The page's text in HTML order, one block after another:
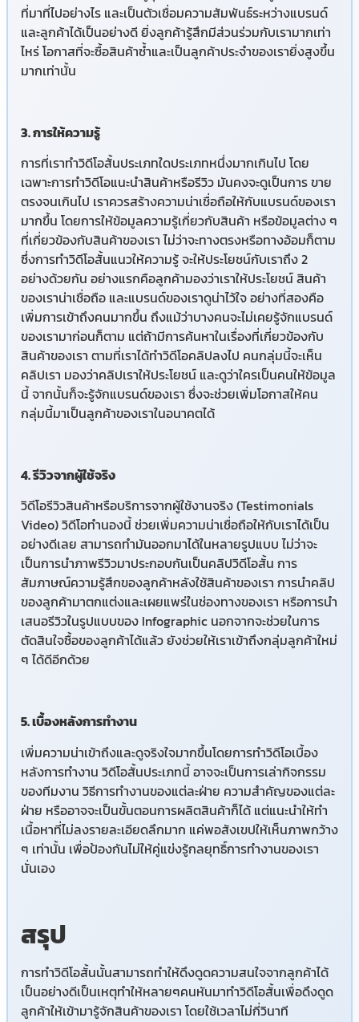
ที่มาที่ไปอย่างไร และเป็นตัวเชื่อมความสัมพันธ์ระหว่างแบรนด์
และลูกค้าได้เป็นอย่างดี ยิ่งลูกค้ารู้สึกมีส่วนร่วมกับเรามากเท่า
ไหร่ โอกาสที่จะซื้อสินค้าซ้ำและเป็นลูกค้าประจำของเรายิ่งสูงขึ้น
มากเท่านั้น
3. การให้ความรู้
การที่เราทำวิดีโอสั้นประเภทใดประเภทหนึ่งมากเกินไป โดย
เฉพาะการทำวิดีโอแนะนำสินค้าหรือรีวิว มันคงจะดูเป็นการ ขาย
ตรงจนเกินไป เราควรสร้างความน่าเชื่อถือให้กับแบรนด์ของเรา
มากขึ้น โดยการให้ข้อมูลความรู้เกี่ยวกับสินค้า หรือข้อมูลต่าง ๆ
ที่เกี่ยวข้องกับสินค้าของเรา ไม่ว่าจะทางตรงหรือทางอ้อมก็ตาม
ซึ่งการทำวิดีโอสั้นแนวให้ความรู้ จะให้ประโยชน์กับเราถึง 2
อย่างด้วยกัน อย่างแรกคือลูกค้ามองว่าเราให้ประโยชน์ สินค้า
ของเราน่าเชื่อถือ และแบรนด์ของเราดูน่าไว้ใจ อย่างที่สองคือ
เพิ่มการเข้าถึงคนมากขึ้น ถึงแม้ว่าบางคนจะไม่เคยรู้จักแบรนด์
ของเรามาก่อนก็ตาม แต่ถ้ามีการค้นหาในเรื่องที่เกี่ยวข้องกับ
สินค้าของเรา ตามที่เราได้ทำวิดีโอคลิปลงไป คนกลุ่มนี้จะเห็น
คลิปเรา มองว่าคลิปเราให้ประโยชน์ และดูว่าใครเป็นคนให้ข้อมูล
นี้ จากนั้นก็จะรู้จักแบรนด์ของเรา ซึ่งจะช่วยเพิ่มโอกาสให้คน
กลุ่มนี้มาเป็นลูกค้าของเราในอนาคตได้
4. รีวิวจากผู้ใช้จริง
วิดีโอรีวิวสินค้าหรือบริการจากผู้ใช้งานจริง (Testimonials
Video) วิดีโอทำนองนี้ ช่วยเพิ่มความน่าเชื่อถือให้กับเราได้เป็น
อย่างดีเลย สามารถทำมันออกมาได้ในหลายรูปแบบ ไม่ว่าจะ
เป็นการนำภาพรีวิวมาประกอบกันเป็นคลิปวิดีโอสั้น การ
สัมภาษณ์ความรู้สึกของลูกค้าหลังใช้สินค้าของเรา การนำคลิป
ของลูกค้ามาตกแต่งและเผยแพร่ในช่องทางของเรา หรือการนำ
เสนอรีวิวในรูปแบบของ Infographic นอกจากจะช่วยในการ
ตัดสินใจซื้อของลูกค้าได้แล้ว ยังช่วยให้เราเข้าถึงกลุ่มลูกค้าใหม่
ๆ ได้ดีอีกด้วย
5. เบื้องหลังการทำงาน
เพิ่มความน่าเข้าถึงและดูจริงใจมากขึ้นโดยการทำวิดีโอเบื้อง
หลังการทำงาน วิดีโอสั้นประเภทนี้ อาจจะเป็นการเล่ากิจกรรม
ของทีมงาน วิธีการทำงานของแต่ละฝ่าย ความสำคัญของแต่ละ
ฝ่าย หรืออาจจะเป็นขั้นตอนการผลิตสินค้าก็ได้ แต่แนะนำให้ทำ
เนื้อหาที่ไม่ลงรายละเอียดลึกมาก แค่พอสังเขปให้เห็นภาพกว้าง
ๆ เท่านั้น เพื่อป้องกันไม่ให้คู่แข่งรู้กลยุทธิ์การทำงานของเรา
นั่นเอง
สรุป
การทำวิดีโอสั้นนั้นสามารถทำให้ดึงดูดความสนใจจากลูกค้าได้
เป็นอย่างดีเป็นเหตุทำให้หลายๆคนหันมาทำวิดีโอสั้นเพื่อดึงดูด
ลูกค้าให้เข้ามารู้จักสินค้าของเรา โดยใช้เวลาไม่กี่วินาที